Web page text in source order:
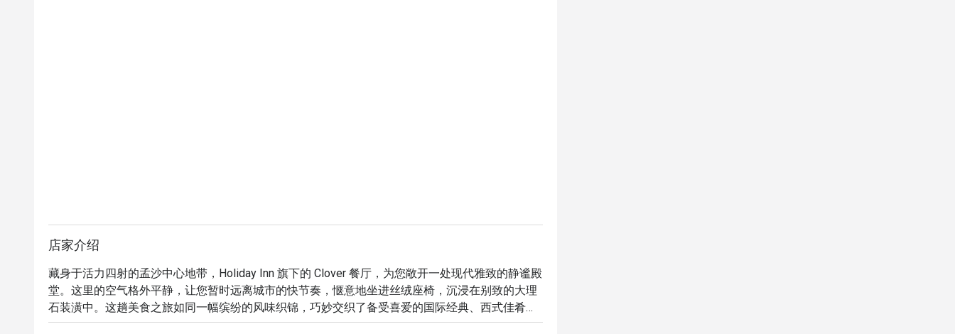
店家介绍
藏身于活力四射的孟沙中心地带，Holiday Inn 旗下的 Clover 餐厅，为您敞开一处现代雅致的静谧殿
堂。这里的空气格外平静，让您暂时远离城市的快节奏，惬意地坐进丝绒座椅，沉浸在别致的大理
石装潢中。这趟美食之旅如同一幅缤纷的风味织锦，巧妙交织了备受喜爱的国际经典、西式佳肴，
更向霹雳州的传统风味献上诚挚敬意。这是一场精致而不失悠闲惬意的全日餐饮体验。